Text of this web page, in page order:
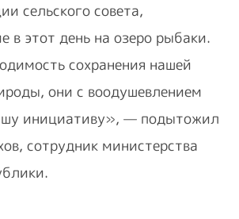
сельского совета,
в этот день на озеро рыбаки.
сохранения нашей
они с воодушевлением
инициативу», — подытожил
сотрудник министерства